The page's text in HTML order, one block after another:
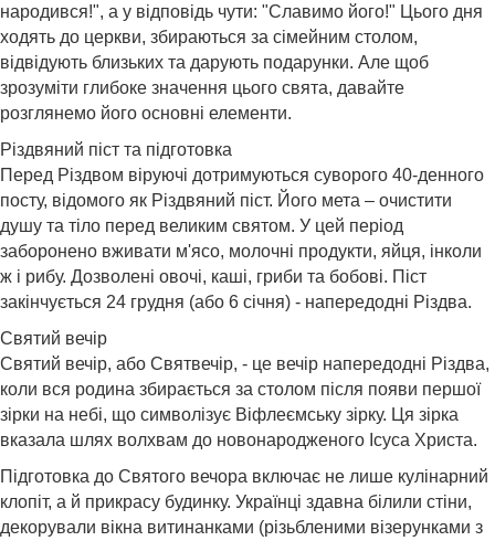
народився!", а у відповідь чути: "Славимо його!" Цього дня
ходять до церкви, збираються за сімейним столом,
відвідують близьких та дарують подарунки. Але щоб
зрозуміти глибоке значення цього свята, давайте
розглянемо його основні елементи.
Різдвяний піст та підготовка
Перед Різдвом віруючі дотримуються суворого 40-денного
посту, відомого як Різдвяний піст. Його мета – очистити
душу та тіло перед великим святом. У цей період
заборонено вживати м'ясо, молочні продукти, яйця, інколи
ж і рибу. Дозволені овочі, каші, гриби та бобові. Піст
закінчується 24 грудня (або 6 січня) - напередодні Різдва.
Святий вечір
Святий вечір, або Святвечір, - це вечір напередодні Різдва,
коли вся родина збирається за столом після появи першої
зірки на небі, що символізує Віфлеємську зірку. Ця зірка
вказала шлях волхвам до новонародженого Ісуса Христа.
Підготовка до Святого вечора включає не лише кулінарний
клопіт, а й прикрасу будинку. Українці здавна білили стіни,
декорували вікна витинанками (різьбленими візерунками з